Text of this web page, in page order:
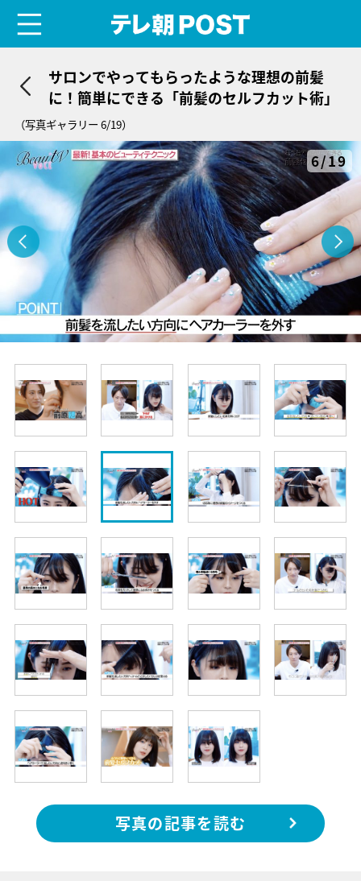
サロンでやってもらったような理想の前髪
に！簡単にできる「前髪のセルフカット術」
（写真ギャラリー 6/19）
6/19
写真の記事を読む